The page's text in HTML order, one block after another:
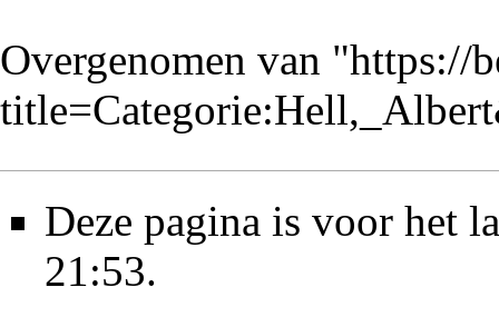
Overgenomen van "https://
Deze pagina is voor het
21:53.